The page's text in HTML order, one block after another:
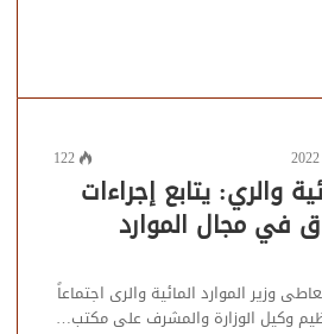
122
والري: يتابع إجراءات
في مجال الموارد
وزير الموارد المائية والرى اجتماعاً
وكيل الوزارة والمشرف على مكتب…